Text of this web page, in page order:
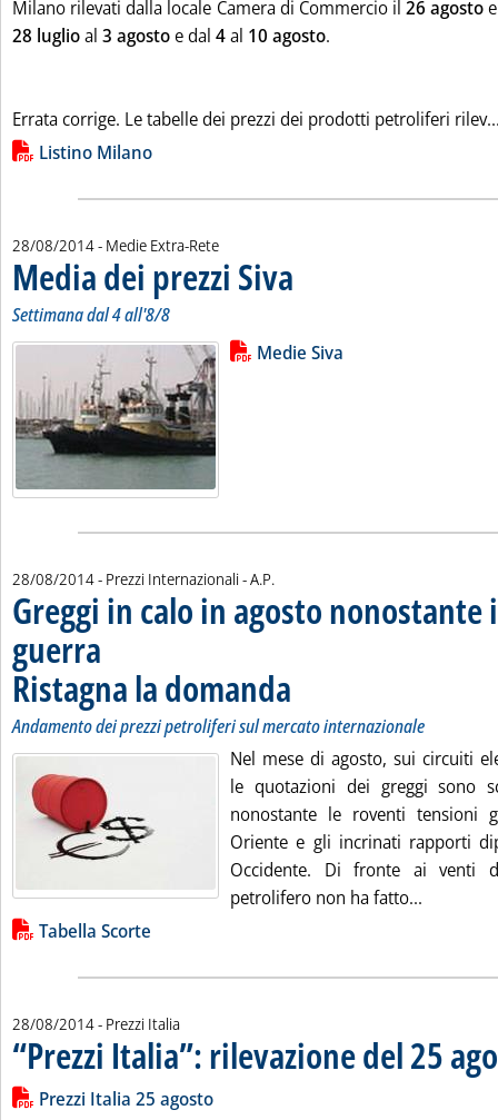
Milano rilevati dalla locale Camera di Commercio il26 agosto
28 luglioal 3 agostoe dal 4al 10 agosto.
Errata corrige. Le tabelle dei prezzi dei prodotti petroliferi
Lista allegati PDF alla notizia
Listino Milano
28/08/2014- Medie Extra-Rete
Media dei prezzi Siva
Settimana dal 4 all'8/8
Leggi tutta la notizia: 'Media dei
Lista allegati PDF alla notizia
Medie Siva
28/08/2014- Prezzi Internazionali -di:
A.P.
Greggi in calo in agosto
guerra
Ristagna la domanda
Andamento dei prezzi petroliferi sul mercato internazionale
Nel mese di agosto, sui circuiti
le quotazioni dei greggi sono
nonostante le roventi tensioni
Oriente e gli incrinati rapporti
Occidente. Di fronte ai venti
petrolifero non ha fatto...
Lista allegati PDF alla notizia
Tabella Scorte
28/08/2014- Prezzi Italia
“Prezzi Italia”: rilevazione del 25
Leggi tutta la notizia: '“Prezzi Italia”: rilevazione del 25
Lista allegati PDF alla notizia
Prezzi Italia 25 agosto